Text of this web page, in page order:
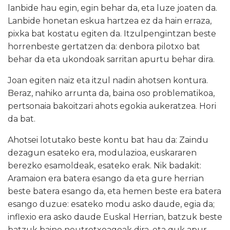
lanbide hau egin, egin behar da, eta luze joaten da.
Lanbide honetan eskua hartzea ez da hain erraza,
pixka bat kostatu egiten da. Itzulpengintzan beste
horrenbeste gertatzen da: denbora pilotxo bat
behar da eta ukondoak sarritan apurtu behar dira.
Joan egiten naiz eta itzul nadin ahotsen kontura.
Beraz, nahiko arrunta da, baina oso problematikoa,
pertsonaia bakoitzari ahots egokia aukeratzea. Hori
da bat.
Ahotsei lotutako beste kontu bat hau da: Zaindu
dezagun esateko era, modulazioa, euskararen
berezko esamoldeak, esateko erak. Nik badakit:
Aramaion era batera esango da eta gure herrian
beste batera esango da, eta hemen beste era batera
esango duzue: esateko modu asko daude, egia da;
inflexio era asko daude Euskal Herrian, batzuk beste